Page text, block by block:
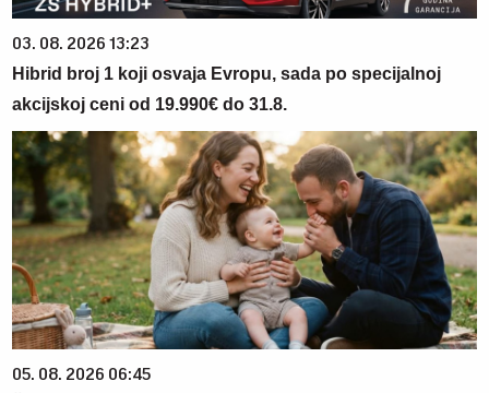
03. 08. 2026 13:23
Hibrid broj 1 koji osvaja Evropu, sada po specijalnoj
akcijskoj ceni od 19.990€ do 31.8.
05. 08. 2026 06:45